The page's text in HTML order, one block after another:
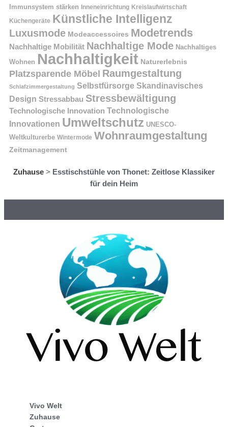
Immunsystem stärken Inneneinrichtung Kreislaufwirtschaft
Küchengeräte Künstliche Intelligenz
Luxusmode Modeaccessoires Modetrends
Nachhaltige Mobilität Nachhaltige Mode Nachhaltiges
Wohnen Nachhaltigkeit Naturerlebnis
Platzsparende Möbel Raumgestaltung
Schlafzimmergestaltung Selbstfürsorge Skandinavisches
Design Stressabbau Stressbewältigung
Technologische Innovation Technologische
Innovationen Umweltschutz UNESCO-
Weltkulturerbe Wintermode Wohnraumgestaltung
Zeitmanagement
Zuhause > Esstischstühle von Thonet: Zeitlose Klassiker
für dein Heim
Vivo Welt
Zuhause